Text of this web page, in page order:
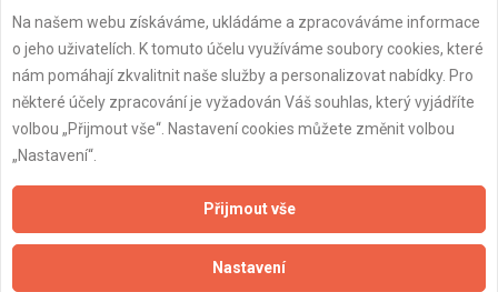
Zobrazeno 1 z 1 reference
Důležité informace
Naše firmy a řemeslníci
Na našem webu získáváme, ukládáme a zpracováváme informace
o jeho uživatelích. K tomuto účelu využíváme soubory cookies, které
nám pomáhají zkvalitnit naše služby a personalizovat nabídky. Pro
některé účely zpracování je vyžadován Váš souhlas, který vyjádříte
volbou „Přijmout vše“. Nastavení cookies můžete změnit volbou
„Nastavení“.
Přijmout vše
Nastavení